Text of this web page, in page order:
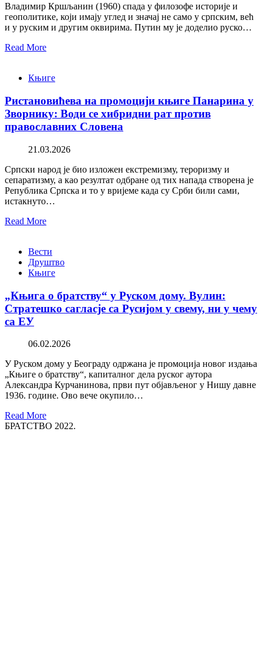
Владимир Кршљанин (1960) спада у филозофе историје и
геополитике, који имају углед и значај не само у српским, већ
и у руским и другим оквирима. Путин му је доделио руско…
Read More
Књиге
Ристановићева на промоцији књиге Панарина у
Зворнику: Води се хибридни рат против
православних Словена
21.03.2026
Српски народ је био изложен екстремизму, тероризму и
сепаратизму, а као резултат одбране од тих напада створена је
Република Српска и то у вријеме када су Срби били сами,
истакнуто…
Read More
Вести
Друштво
Књиге
„Књига о братству“ у Руском дому. Вулин:
Стратешко сагласје са Русијом у свему, ни у чему
са ЕУ
06.02.2026
У Руском дому у Београду одржана је промоција новог издања
„Књиге о братству“, капиталног дела руског аутора
Александра Курчанинова, први пут објављеног у Нишу давне
1936. године. Ово вече окупило…
Read More
БРАТСТВО 2022.